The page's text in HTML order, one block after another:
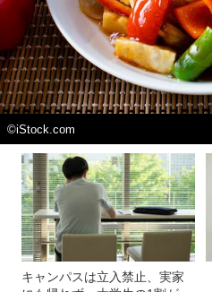
©iStock.com
キャンパスは立入禁止、実家